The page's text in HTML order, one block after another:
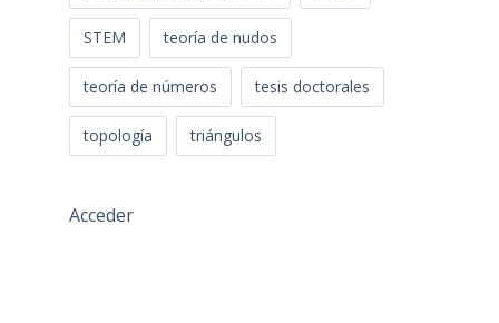
STEM teoría de nudos
teoría de números tesis doctorales
topología triángulos
Acceder